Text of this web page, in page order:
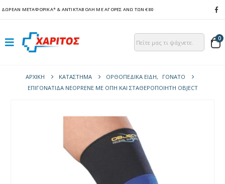
ΔΩΡΕΑΝ ΜΕΤΑΦΟΡΙΚΑ* & ΑΝΤΙΚΤΑΒΟΛΗ ΜΕ ΑΓΟΡΕΣ ΑΝΩ ΤΩΝ €80
0
ΑΡΧΙΚΉ ΚΑΤΆΣΤΗΜΑ ΟΡΘΟΠΕΔΙΚΑ ΕΙΔΗ,
ΓΌΝΑΤΟ
ΕΠΙΓΟΝΑΤΊΔΑ ΝEOPRENE ΜΕ ΟΠΉ ΚΑΙ ΣΤΑΘΕΡΟΠΟΙΗΤΉ OBJECT